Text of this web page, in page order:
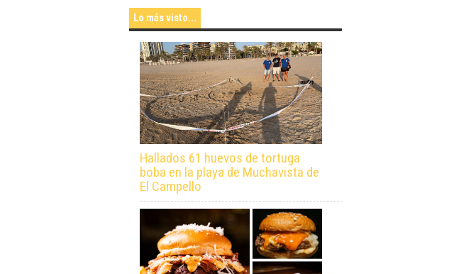
Lo más visto...
Hallados 61 huevos de tortuga
boba en la playa de Muchavista de
El Campello